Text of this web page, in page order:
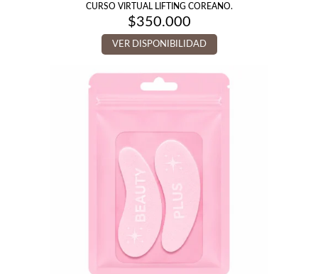
CURSO VIRTUAL LIFTING COREANO.
$350.000
VER DISPONIBILIDAD